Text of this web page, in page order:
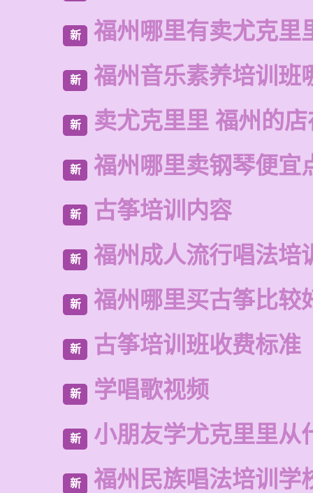
新 福州哪里有卖尤克里
新 福州音乐素养培训班
新 卖尤克里里 福州的
新 福州哪里卖钢琴便宜
新 古筝培训内容
新 福州成人流行唱法培
新 福州哪里买古筝比较
新 古筝培训班收费标准
新 学唱歌视频
新 小朋友学尤克里里从
新 福州民族唱法培训学